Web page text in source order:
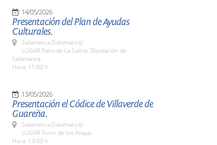
14/05/2026
Presentación del Plan de Ayudas
Culturales.
Salamanca (Salamanca)
LUGAR Patio de La Salina. Diputación de
Salamanca.
Hora: 11:00 h.
13/05/2026
Presentación el Códice de Villaverde de
Guareña.
Salamanca (Salamanca)
LUGAR Torre de los Anaya.
Hora: 13:00 h.